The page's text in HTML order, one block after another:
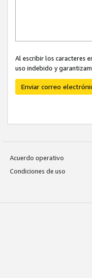
Al escribir los caracteres
uso indebido y
Enviar correo
Acuerdo operativo
Condiciones de uso